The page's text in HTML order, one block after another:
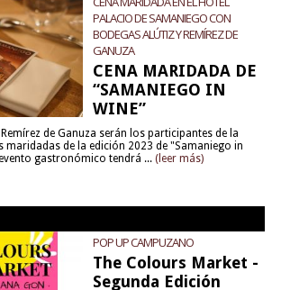
PALACIO DE SAMANIEGO CON
BODEGAS ALÚTIZ Y REMÍREZ DE
GANUZA
CENA MARIDADA DE
“SAMANIEGO IN
WINE”
de Ganuza serán los participantes de la
maridadas de la edición 2023 de "Samaniego in
gastronómico tendrá ... (leer más)
POP UP CAMPUZANO
The Colours Market -
Segunda Edición